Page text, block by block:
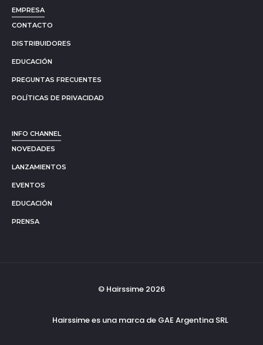
EMPRESA
CONTACTO
DISTRIBUIDORES
EDUCACIÓN
PREGUNTAS FRECUENTES
POLÍTICAS DE PRIVACIDAD
INFO CHANNEL
NOVEDADES
LANZAMIENTOS
EVENTOS
EDUCACIÓN
PRENSA
© Hairssime 2026
Hairssime es una marca de GAE Argentina SRL